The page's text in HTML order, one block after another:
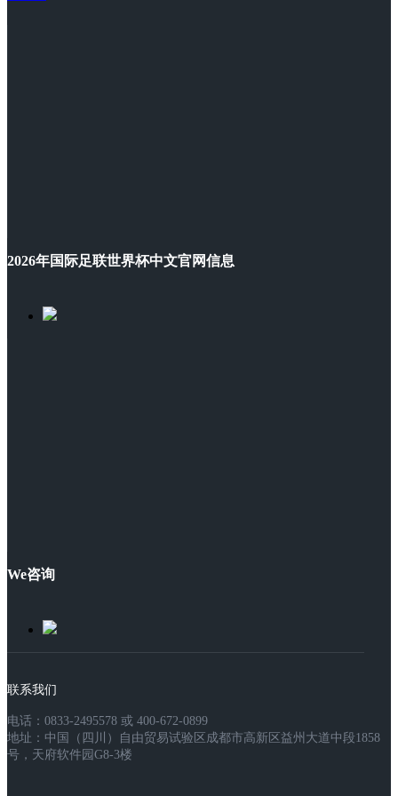
2026年国际足联世界杯中文官网信息
We咨询
联系我们
电话：0833-2495578 或 400-672-0899
地址：中国（四川）自由贸易试验区成都市高新区益州大道中段1858
号，天府软件园G8-3楼